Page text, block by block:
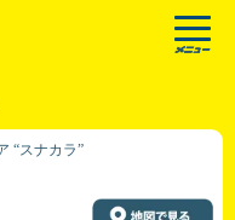
“スナカラ”